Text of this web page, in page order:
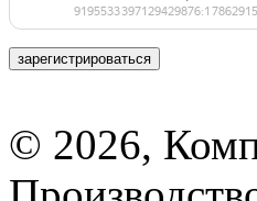
зарегистрироваться
© 2026,